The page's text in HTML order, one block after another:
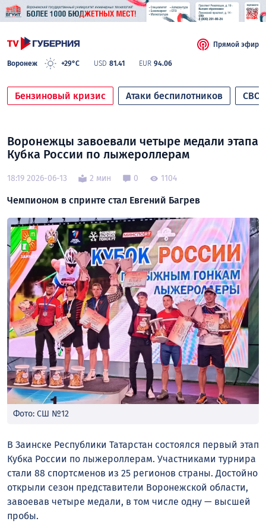
Воронеж +29°C USD 81.41 EUR 94.06
Прямой эфир
Бензиновый кризис Атаки беспилотников СВО
Воронежцы завоевали четыре медали этапа
Кубка России по лыжероллерам
18:19 2026-06-13 2 мин 0 1104
Чемпионом в спринте стал Евгений Багрев
Фото: СШ №12
В Заинске Республики Татарстан состоялся первый этап
Кубка России по лыжероллерам. Участниками турнира
стали 88 спортсменов из 25 регионов страны. Достойно
открыли сезон представители Воронежской области,
завоевав четыре медали, в том числе одну — высшей
пробы.